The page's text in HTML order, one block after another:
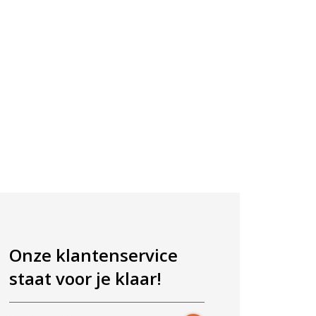
Onze klantenservice
staat voor je klaar!